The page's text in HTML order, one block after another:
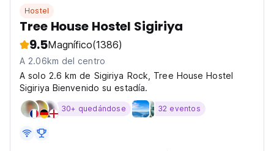
Hostel
Tree House Hostel Sigiriya
9.5Magnífico(1386)
A 2.06km del centro
A solo 2.6 km de Sigiriya Rock, Tree House Hostel
Sigiriya Bienvenido su estadía.
30+ quedándose 32 eventos